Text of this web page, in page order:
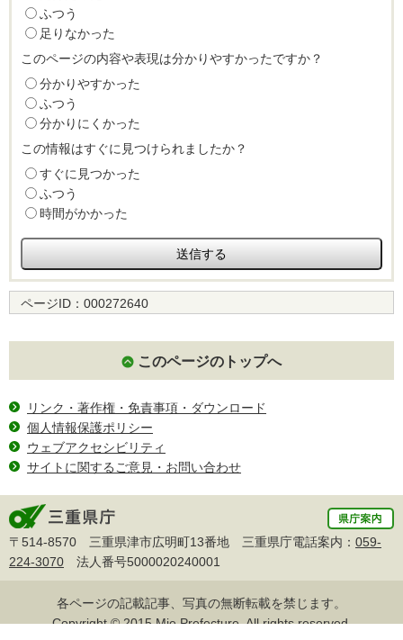
ふつう
足りなかった
このページの内容や表現は分かりやすかったですか？
分かりやすかった
ふつう
分かりにくかった
この情報はすぐに見つけられましたか？
すぐに見つかった
ふつう
時間がかかった
ページID： 000272640
このページのトップへ
リンク・著作権・免責事項・ダウンロード
個人情報保護ポリシー
ウェブアクセシビリティ
サイトに関するご意見・お問い合わせ
〒514-8570 三重県津市広明町13番地 三重県庁電話案内： 059-
224-3070 法人番号5000020240001
各ページの記載記事、写真の無断転載を禁じます。
Copyright © 2015 Mie Prefecture, All rights reserved.